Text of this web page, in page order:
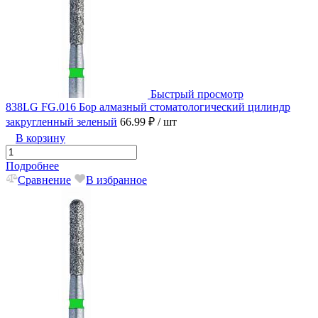
Быстрый просмотр
838LG FG.016 Бор алмазный стоматологический цилиндр
закругленный зеленый 66.99 ₽ / шт
В корзину
Подробнее
Сравнение
В избранное